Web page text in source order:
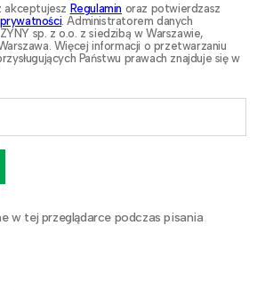
akceptujesz Regulamin oraz potwierdzasz
. Administratorem danych
sp. z o.o. z siedzibą w Warszawie,
Więcej informacji o przetwarzaniu
Państwu prawach znajduje się w
w tej przeglądarce podczas pisania